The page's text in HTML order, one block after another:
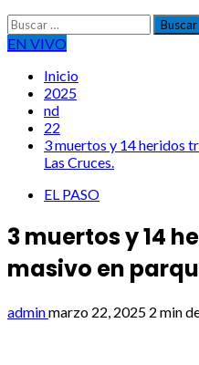
Buscar:
EN VIVO
Inicio
2025
nd
22
3 muertos y 14 heridos
Las Cruces.
EL PASO
3 muertos y 14
masivo en
adminmarzo 22, 2025 2 min